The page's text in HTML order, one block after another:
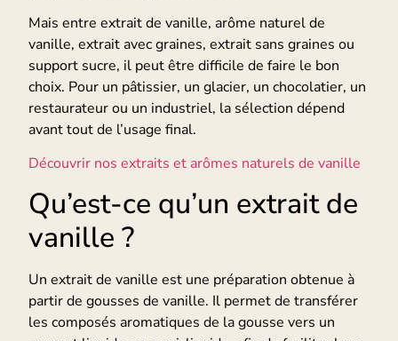
Mais entre extrait de vanille, arôme naturel de
vanille, extrait avec graines, extrait sans graines ou
support sucre, il peut être difficile de faire le bon
choix. Pour un pâtissier, un glacier, un chocolatier, un
restaurateur ou un industriel, la sélection dépend
avant tout de l’usage final.
Découvrir nos extraits et arômes naturels de vanille
Qu’est-ce qu’un extrait de
vanille ?
Un extrait de vanille est une préparation obtenue à
partir de gousses de vanille. Il permet de transférer
les composés aromatiques de la gousse vers un